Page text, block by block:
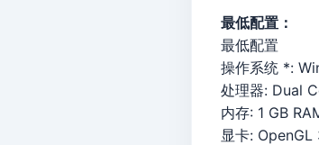
最低配置：
最低配置
操作系统 *:
处理器: Dual
内存: 1 GB
显卡: